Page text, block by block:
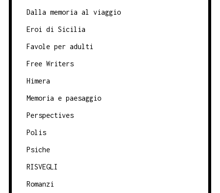
Dalla memoria al viaggio
Eroi di Sicilia
Favole per adulti
Free Writers
Himera
Memoria e paesaggio
Perspectives
Polis
Psiche
RISVEGLI
Romanzi